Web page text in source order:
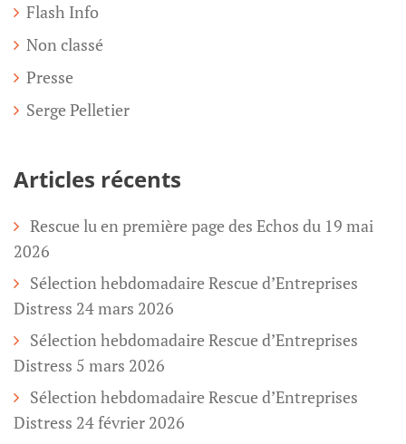
Flash Info
Non classé
Presse
Serge Pelletier
Articles récents
Rescue lu en première page des Echos du 19 mai
2026
Sélection hebdomadaire Rescue d’Entreprises
Distress 24 mars 2026
Sélection hebdomadaire Rescue d’Entreprises
Distress 5 mars 2026
Sélection hebdomadaire Rescue d’Entreprises
Distress 24 février 2026